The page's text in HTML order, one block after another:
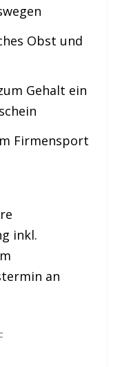
Obst und
Gehalt ein
Firmensport
inkl.
an